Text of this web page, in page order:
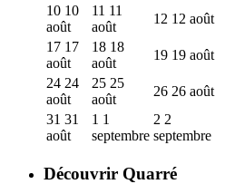
10 10
août
11 11
août
12 12 août
17 17
août
18 18
août
19 19 août
24 24
août
25 25
août
26 26 août
31 31
août
1 1
septembre
2 2
septembre
Découvrir Quarré